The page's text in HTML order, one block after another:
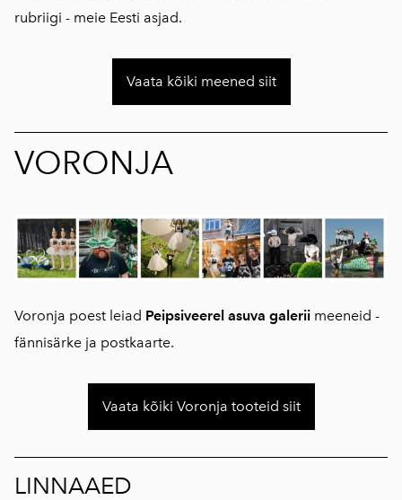
rubriigi - meie Eesti asjad.
Vaata kõiki meened siit
VORONJA
Voronja poest leiad Peipsiveerel asuva galerii meeneid -
fännisärke ja postkaarte.
Vaata kõiki Voronja tooteid siit
LINNAAED